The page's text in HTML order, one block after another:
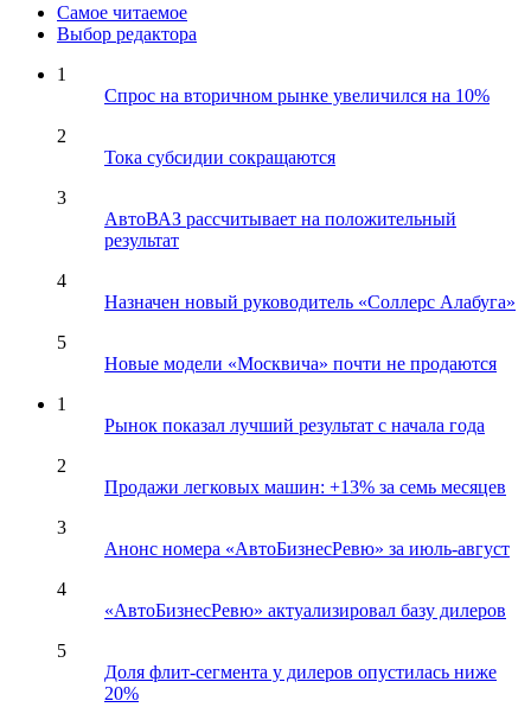
Самое читаемое
Выбор редактора
1
Спрос на вторичном рынке увеличился на 10%
2
Тока субсидии сокращаются
3
АвтоВАЗ рассчитывает на положительный
результат
4
Назначен новый руководитель «Соллерс Алабуга»
5
Новые модели «Москвича» почти не продаются
1
Рынок показал лучший результат с начала года
2
Продажи легковых машин: +13% за семь месяцев
3
Анонс номера «АвтоБизнесРевю» за июль-август
4
«АвтоБизнесРевю» актуализировал базу дилеров
5
Доля флит-сегмента у дилеров опустилась ниже
20%